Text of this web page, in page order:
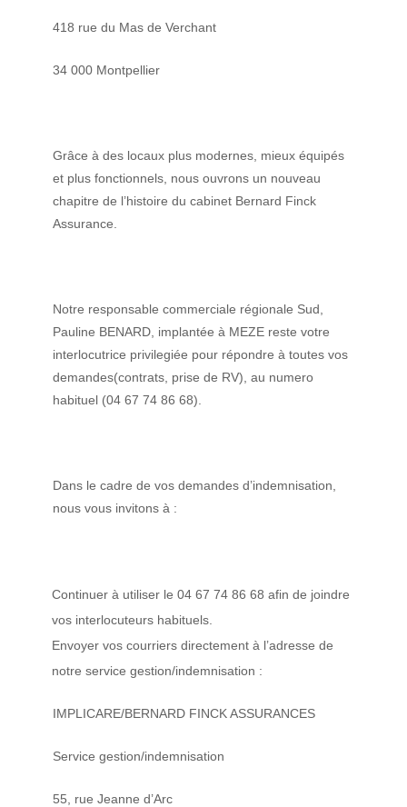
418 rue du Mas de Verchant
34 000 Montpellier
Grâce à des locaux plus modernes, mieux équipés
et plus fonctionnels, nous ouvrons un nouveau
chapitre de l’histoire du cabinet Bernard Finck
Assurance.
Notre responsable commerciale régionale Sud,
Pauline BENARD, implantée à MEZE reste votre
interlocutrice privilegiée pour répondre à toutes vos
demandes(contrats, prise de RV), au numero
habituel (04 67 74 86 68).
Dans le cadre de vos demandes d’indemnisation,
nous vous invitons à :
Continuer à utiliser le 04 67 74 86 68 afin de joindre
vos interlocuteurs habituels.
Envoyer vos courriers directement à l’adresse de
notre service gestion/indemnisation :
IMPLICARE/BERNARD FINCK ASSURANCES
Service gestion/indemnisation
55, rue Jeanne d’Arc